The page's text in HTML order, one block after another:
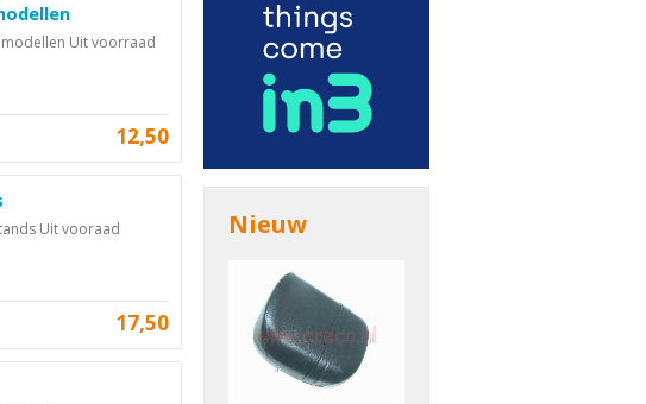
modellen Uit voorraad
12,50
Uit vooraad
17,50
Nieuw